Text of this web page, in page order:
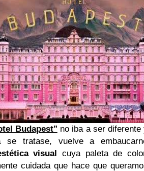
Budapest" no iba a ser
se tratase, vuelve a
visual cuya paleta de
cuidada que hace que